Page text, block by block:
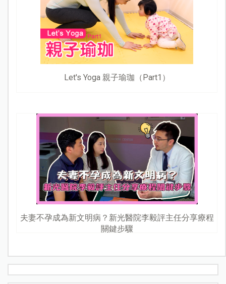
Let's Yoga 親子瑜珈（Part1）
夫妻不孕成為新文明病？新光醫院李毅評主任分享療程
關鍵步驟